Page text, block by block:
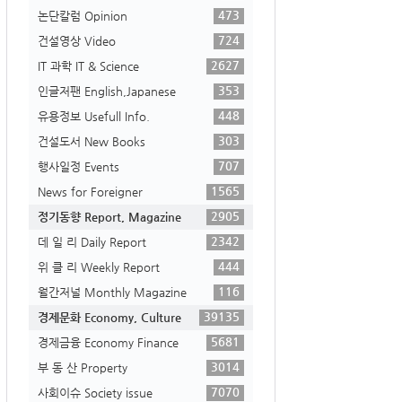
논단칼럼 Opinion
473
건설영상 Video
724
IT 과학 IT & Science
2627
인글저팬 English,Japanese
353
유용정보 Usefull Info.
448
건설도서 New Books
303
행사일정 Events
707
News for Foreigner
1565
정기동향 Report, Magazine
2905
데 일 리 Daily Report
2342
위 클 리 Weekly Report
444
월간저널 Monthly Magazine
116
경제문화 Economy, Culture
39135
경제금융 Economy Finance
5681
부 동 산 Property
3014
사회이슈 Society issue
7070